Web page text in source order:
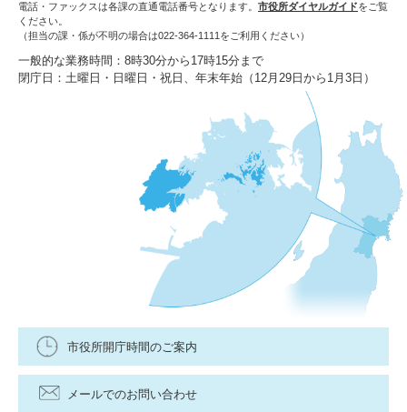
電話・ファックスは各課の直通電話番号となります。 市役所ダイヤルガイドをご覧
ください。
（担当の課・係が不明の場合は022-364-1111をご利用ください）
一般的な業務時間：8時30分から17時15分まで
閉庁日：土曜日・日曜日・祝日、年末年始（12月29日から1月3日）
市役所開庁時間のご案内
メールでのお問い合わせ